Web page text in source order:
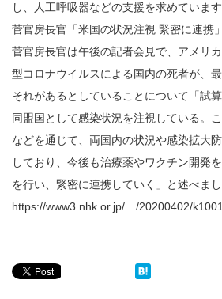
し、人工呼吸器などの支援を求めています
菅官房長官「米国の状況注視 緊密に連携」
菅官房長官は午後の記者会見で、アメリ
型コロナウイルスによる国内の死者が、
それがあるとしていることについて「試
同盟国として感染状況を注視している。
などを通じて、両国内の状況や感染拡大
しており、今後も治療薬やワクチン開発
を行い、緊密に連携していく」と述べまし
https://www3.nhk.or.jp/…/20200402/